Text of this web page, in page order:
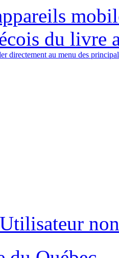
du livre
directement au menu des
Utilisateur